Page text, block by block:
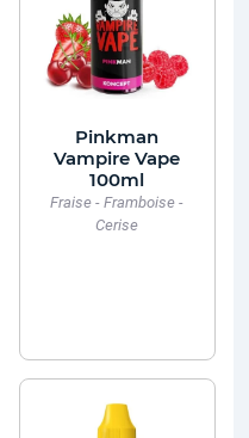
Pinkman
Vampire Vape
100ml
Fraise - Framboise -
Cerise